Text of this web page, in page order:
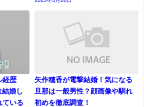
経歴
婚し
ている
矢作穂香が電撃結婚！気になる
旦那は一般男性？顔画像や馴れ
初めを徹底調査！